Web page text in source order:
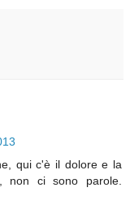
qui c'è il dolore e la
non ci sono parole.